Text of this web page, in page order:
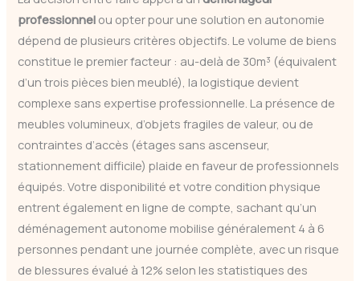
professionnel ou opter pour une solution en autonomie
dépend de plusieurs critères objectifs. Le volume de biens
constitue le premier facteur : au-delà de 30m³ (équivalent
d’un trois pièces bien meublé), la logistique devient
complexe sans expertise professionnelle. La présence de
meubles volumineux, d’objets fragiles de valeur, ou de
contraintes d’accès (étages sans ascenseur,
stationnement difficile) plaide en faveur de professionnels
équipés. Votre disponibilité et votre condition physique
entrent également en ligne de compte, sachant qu’un
déménagement autonome mobilise généralement 4 à 6
personnes pendant une journée complète, avec un risque
de blessures évalué à 12% selon les statistiques des